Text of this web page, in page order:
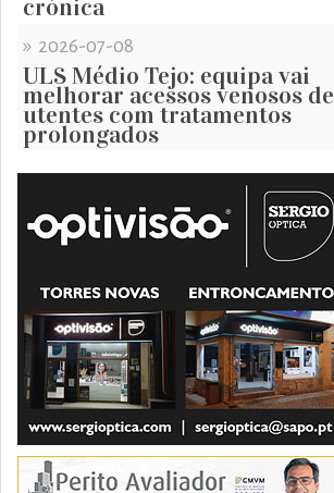
crónica
» 2026-07-08
ULS Médio Tejo: equipa vai
melhorar acessos venosos de
utentes com tratamentos
prolongados